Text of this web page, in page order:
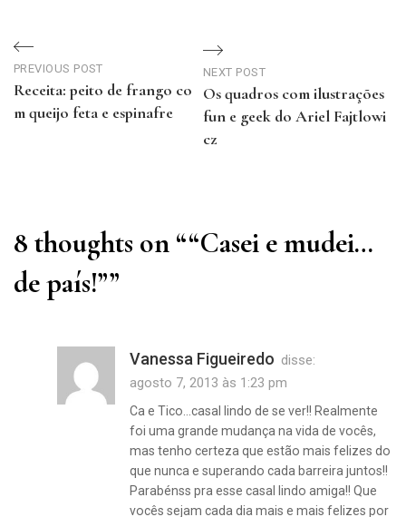
de
Post
PREVIOUS POST
Receita: peito de frango co
m queijo feta e espinafre
NEXT POST
Os quadros com ilustrações
fun e geek do Ariel Fajtlowi
cz
8 thoughts on ““Casei e mudei…
de país!””
Vanessa Figueiredo disse:
agosto 7, 2013 às 1:23 pm
Ca e Tico…casal lindo de se ver!! Realmente
foi uma grande mudança na vida de vocês,
mas tenho certeza que estão mais felizes do
que nunca e superando cada barreira juntos!!
Parabénss pra esse casal lindo amiga!! Que
vocês sejam cada dia mais e mais felizes por